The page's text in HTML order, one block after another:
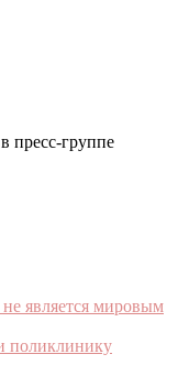
пресс-группе
является мировым
поликлинику